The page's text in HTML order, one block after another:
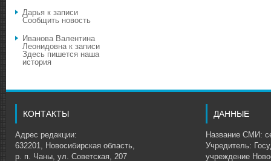
Дарья к записи
Сообщить новость
Иванова Валентина
Леонидовнак записи
Здесь пишется наша
история
КОНТАКТЫ
Адрес редакции:
632201, Новосибирская область,
р. п. Чаны, ул. Советская, 207
ДАННЫЕ
Название СМИ:
Учредитель:
учреждение